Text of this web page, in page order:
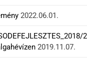
2022.06.01.
2019.11.07.